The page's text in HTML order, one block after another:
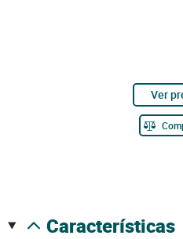
Ver
características